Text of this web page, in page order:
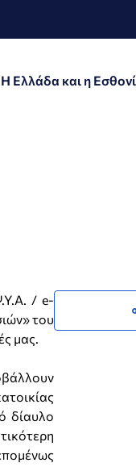
Η Ελλάδα και η
/ e-
του
μας.
δίαυλο